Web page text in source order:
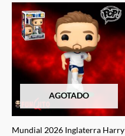
AGOTADO
Mundial 2026 Inglaterra Harry
El
precio
original
era:
$25.00.
precio
actual
es:
$22.50.